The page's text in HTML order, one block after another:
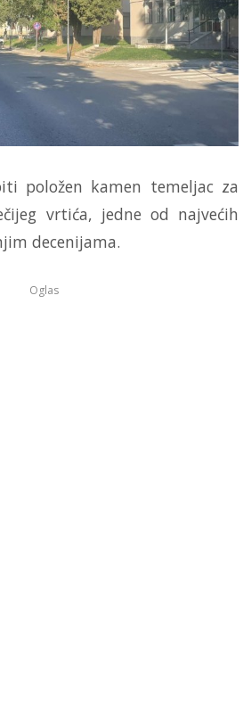
položen kamen temeljac za
vrtića, jedne od najvećih
decenijama.
Oglas